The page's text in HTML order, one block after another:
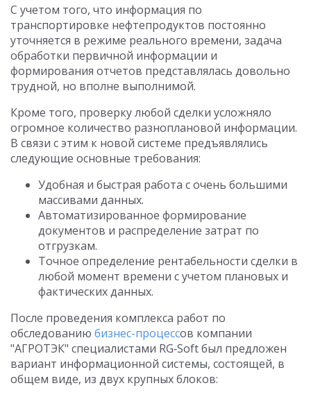
С учетом того, что информация по
транспортировке нефтепродуктов постоянно
уточняется в режиме реального времени, задача
обработки первичной информации и
формирования отчетов представлялась довольно
трудной, но вполне выполнимой.
Кроме того, проверку любой сделки усложняло
огромное количество разноплановой информации.
В связи с этим к новой системе предъявлялись
следующие основные требования:
Удобная и быстрая работа с очень большими
массивами данных.
Автоматизированное формирование
документов и распределение затрат по
отгрузкам.
Точное определение рентабельности сделки в
любой момент времени с учетом плановых и
фактических данных.
После проведения комплекса работ по
обследованию бизнес-процессов компании
"АГРОТЭК" специалистами RG‑Soft был предложен
вариант информационной системы, состоящей, в
общем виде, из двух крупных блоков: